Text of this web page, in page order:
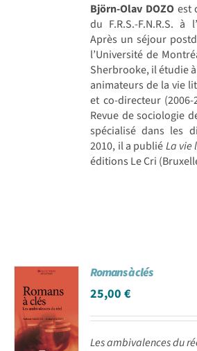
Björn-Olav DOZOest
du F.R.S.-F.N.R.S. à
Après un séjour
l’Université de
Sherbrooke, il étudie
animateurs de la vie
et co-directeur (2006-
Revue de sociologie
spécialisé dans les
2010, il a publiéLa vie
éditions Le Cri
Romans à clés
25,00€
Les ambivalences du